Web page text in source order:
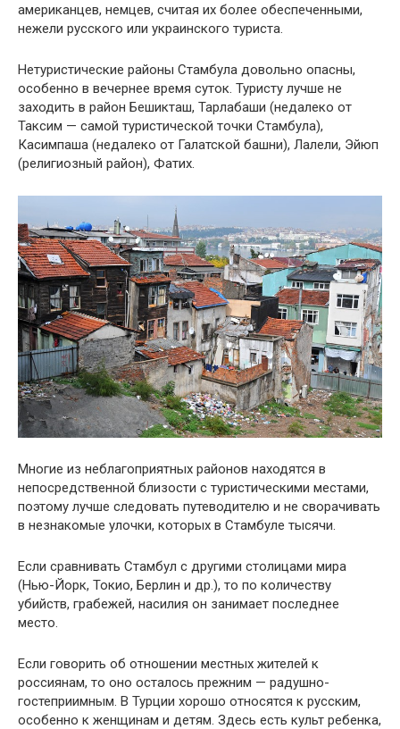
американцев, немцев, считая их более обеспеченными,
нежели русского или украинского туриста.
Нетуристические районы Стамбула довольно опасны,
особенно в вечернее время суток. Туристу лучше не
заходить в район Бешикташ, Тарлабаши (недалеко от
Таксим — самой туристической точки Стамбула),
Касимпаша (недалеко от Галатской башни), Лалели, Эйюп
(религиозный район), Фатих.
Многие из неблагоприятных районов находятся в
непосредственной близости с туристическими местами,
поэтому лучше следовать путеводителю и не сворачивать
в незнакомые улочки, которых в Стамбуле тысячи.
Если сравнивать Стамбул с другими столицами мира
(Нью-Йорк, Токио, Берлин и др.), то по количеству
убийств, грабежей, насилия он занимает последнее
место.
Если говорить об отношении местных жителей к
россиянам, то оно осталось прежним — радушно-
гостеприимным. В Турции хорошо относятся к русским,
особенно к женщинам и детям. Здесь есть культ ребенка,